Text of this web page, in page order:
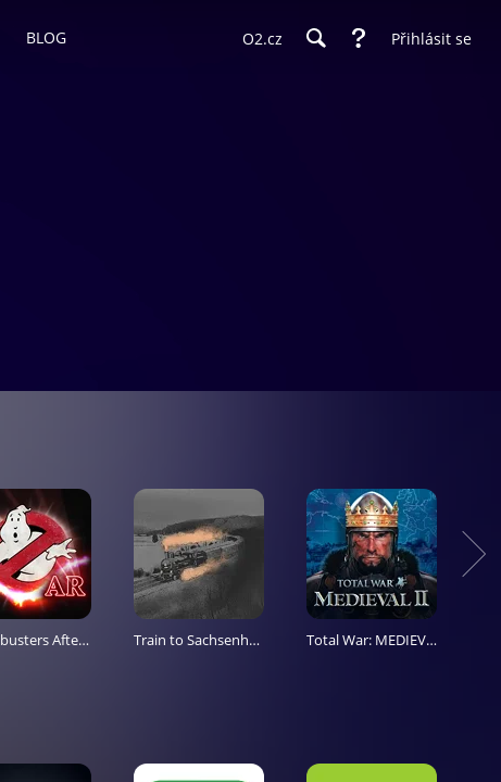
BLOG O2.cz Přihlásit se
Ghostbusters Afterlife: scARe Train to Sachsenhausen Total War: MEDIEVAL II